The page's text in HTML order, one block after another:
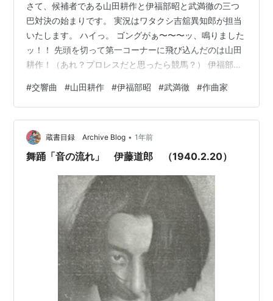
さて、候補者である山田耕作と伊福部昭と武満徹の三つ
巴対決の始まりです。 実況はワタクシ吉舘異知郎が担当
いたします。 ハイっ。 ゴングがぁ〜〜〜ッ、鳴りました
ッ！！ 先頭を切って第一コーナーに飛び込んだのは山田
耕作！（あれ？プロレスだと思ったら競馬？） 伊福部昭
っております。 さぁ〜〜〜、ここで注目したいのが、武
満徹の差し足の恐ろしさ！ 🎻 🎵 🐎 🎵 🎻 山田耕作、交響
曲「かちどきと平和」で第一コーナーを先頭のまま駆け
抜けるッ！ それを追うかの如く、伊福部昭、「交響曲第
１番」でピッタリ半馬身差ッ！ 出てきた出てきた武満徹
#交響曲 #山田耕作 #伊福部昭 #武満徹 #作曲家
蔵書目録 Archive Blog • 1年前
舞踊「音の流れ」 伊藤道郎 （1940.2.20）